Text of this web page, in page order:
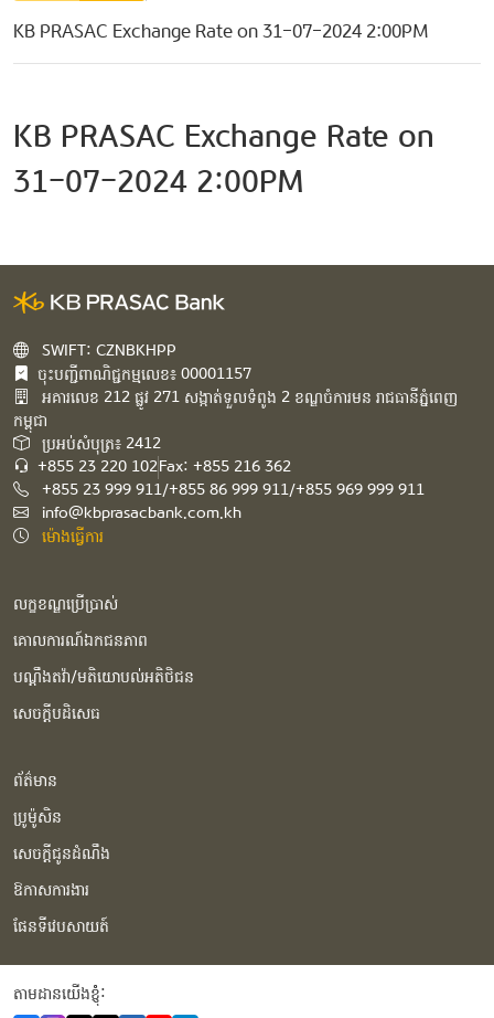
KB PRASAC Exchange Rate on 31-07-2024 2:00PM
KB PRASAC Exchange Rate on
31-07-2024 2:00PM
SWIFT: CZNBKHPP
ចុះបញ្ជីពាណិជ្ជកម្មលេខ៖ 00001157
អគារ​លេខ​ 212 ផ្លូវ 271 សង្កាត់ទួលទំពូង 2 ខណ្ឌចំការមន រាជធានីភ្នំពេញ
កម្ពុជា​
ប្រអប់សំបុត្រ៖ 2412
+855 23 220 102Fax: +855 216 362
+855 23 999 911/+855 86 999 911/+855 969 999 911
info@kbprasacbank.com.kh
ម៉ោងធ្វើការ
លក្ខខណ្ឌប្រើប្រាស់
គោលការណ៍ឯកជនភាព
បណ្ដឹងតវ៉ា/មតិយោបល់អតិថិជន
សេចក្ដីបដិសេធ
ព័ត៌មាន
ប្រូម៉ូសិន
សេចក្ដីជូនដំណឹង
ឱកាសការងារ
ផែនទីវេបសាយត៍
តាមដានយើងខ្ញុំំ: